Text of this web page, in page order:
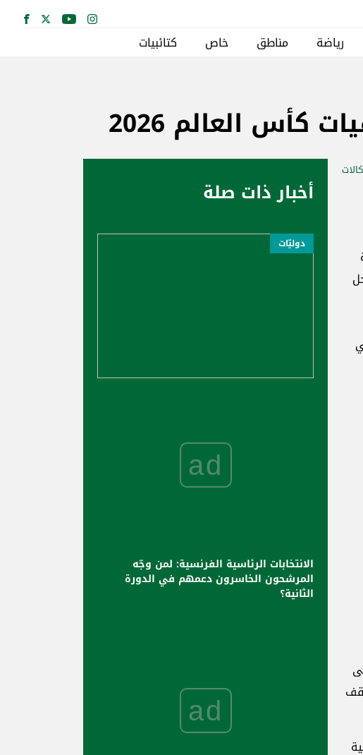
رياضة مناطق خاص كتائبيات
العالم 2026
أخبار ذات صلة
دوليّات
ad
الانتخابات الرئاسية الفرنسية: لمن وجّه
المرشحون الخاسرون دعمهم في الدورة
الثانية؟
ad